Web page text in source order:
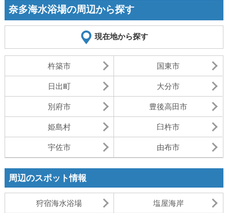
奈多海水浴場の周辺から探す
現在地から探す
杵築市 国東市
日出町 大分市
別府市 豊後高田市
姫島村 臼杵市
宇佐市 由布市
周辺のスポット情報
狩宿海水浴場 塩屋海岸